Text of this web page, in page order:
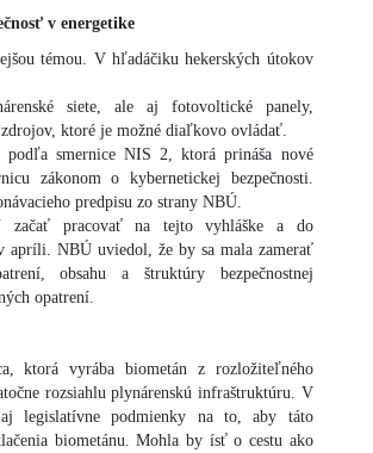
v energetike
témou. V hľadáčiku hekerských útokov
siete, ale aj fotovoltické panely,
ktoré je možné diaľkovo ovládať.
smernice NIS 2, ktorá prináša nové
zákonom o kybernetickej bezpečnosti.
predpisu zo strany NBÚ.
začať pracovať na tejto vyhláške a do
apríli. NBÚ uviedol, že by sa mala zamerať
obsahu a štruktúry bezpečnostnej
opatrení.
ktorá vyrába biometán z rozložiteľného
rozsiahlu plynárenskú infraštruktúru. V
legislatívne podmienky na to, aby táto
biometánu. Mohla by ísť o cestu ako